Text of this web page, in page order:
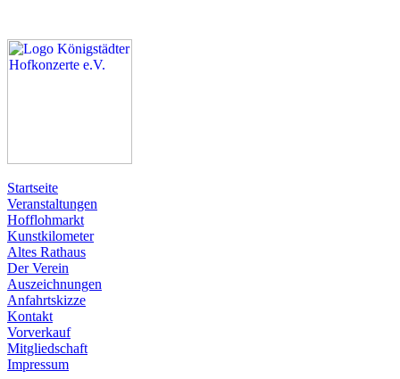
Startseite
Veranstaltungen
Hofflohmarkt
Kunstkilometer
Altes Rathaus
Der Verein
Auszeichnungen
Anfahrtskizze
Kontakt
Vorverkauf
Mitgliedschaft
Impressum